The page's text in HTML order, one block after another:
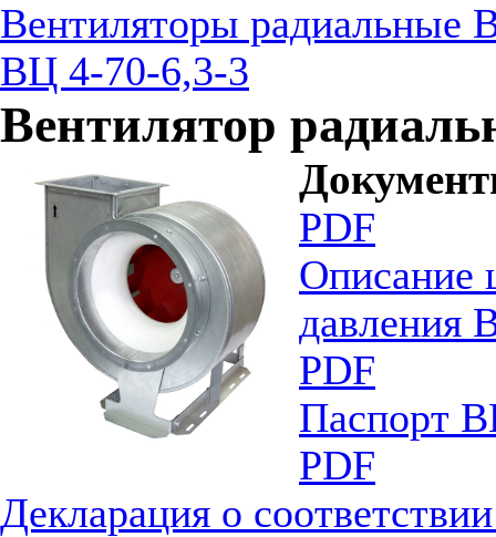
Вентиляторы радиальные
ВЦ 4-70-6,3-3
Вентилятор
PDF
Описание
давления
PDF
Паспорт
PDF
Декларация о